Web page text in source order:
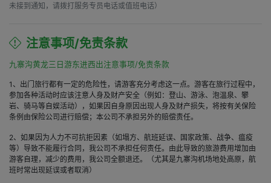
未接到通知，请拨打服务专员电话或值班电话）
注意事项/免责条款
九寨沟黄龙三日游东进西出注意事项/免责条款
1、出门旅行都有一定的危险性，请游客充分考虑这一点。游客在旅行过程中，
参加各种活动时应该注意人身及财产安全（例如：登山、游泳、泡温泉、攀
岩、骑马等自娱活动），如果因自身原因出现人身及财产损失，将按有关保险
条例由保险公司进行赔偿；本公司不承担另外的赔偿责任。
2、如果因为人力不可抗拒因素（如塌方、航班延误、国家政策、战争、瘟疫
等）导致不能履行合同，我公司不承担任何责任。由此导致的旅游费用增加由
游客自理，减少的费用，我公司全额退还。（尤其是九寨沟机场地处高原，航
班时常出现延误或者取消）